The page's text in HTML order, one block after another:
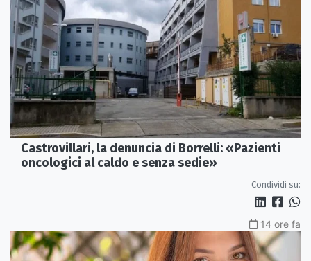
Castrovillari, la denuncia di Borrelli: «Pazienti
oncologici al caldo e senza sedie»
Condividi su:
14 ore fa